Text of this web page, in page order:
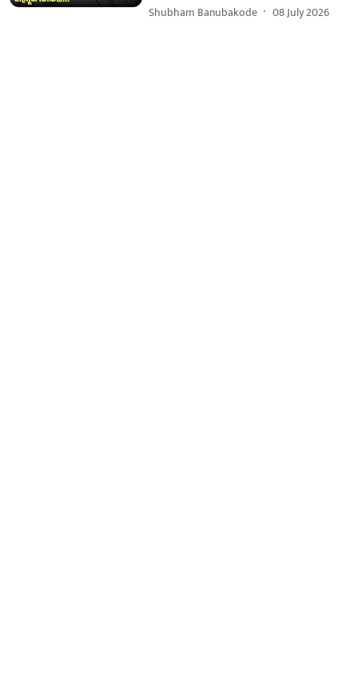
Shubham Banubakode 08 July 2026